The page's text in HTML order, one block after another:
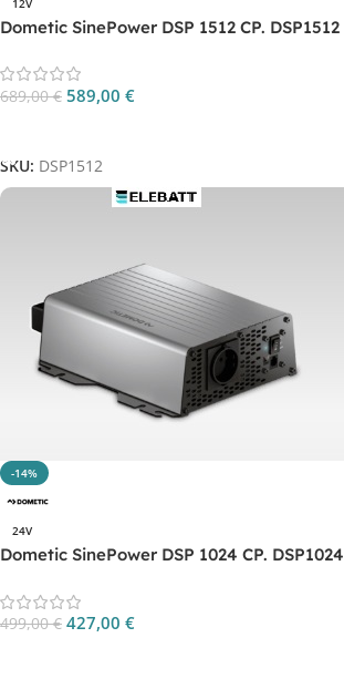
12V
Dometic SinePower DSP 1512 CP. DSP1512
689,00€ 589,00 €
SKU: DSP1512
-14%
24V
Dometic SinePower DSP 1024 CP. DSP1024
499,00€ 427,00 €